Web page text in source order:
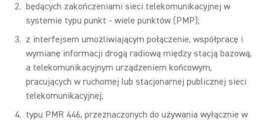
będących zakończeniami sieci telekomunikacyjnej w
systemie typu punkt - wiele punktów (PMP);
z interfejsem umożliwiającym połączenie, współpracę i
wymianę informacji drogą radiową między stacją bazową,
a telekomunikacyjnym urządzeniem końcowym,
pracujących w ruchomej lub stacjonarnej publicznej sieci
telekomunikacyjnej;
typu PMR 446, przeznaczonych do używania wyłącznie w